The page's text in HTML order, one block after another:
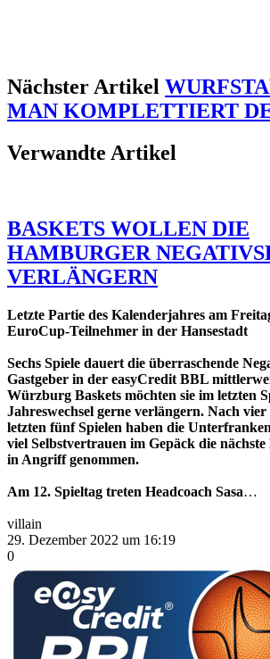
Nächster Artikel
MAN KOMPLETTIERT
Verwandte Artikel
BASKETS WOLLEN DIE
HAMBURGER
VERLÄNGERN
Letzte Partie des Kalenderjahres am
EuroCup-Teilnehmer in der Hansestadt
Sechs Spiele dauert die überraschende
Gastgeber in der easyCredit BBL
Würzburg Baskets möchten sie im letzten
Jahreswechsel gerne verlängern. Nach vier
letzten fünf Spielen haben die
viel Selbstvertrauen im Gepäck die
in Angriff genommen.
Am 12. Spieltag treten Headcoach Sasa…
villain
29. Dezember 2022 um 16:19
0